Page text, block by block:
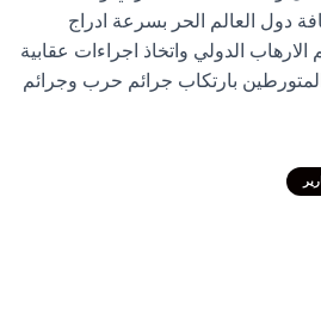
دول العالم الحر بسرعة ادراج
الدولي واتخاذ اجراءات عقابية
بارتكاب جرائم حرب وجرائم